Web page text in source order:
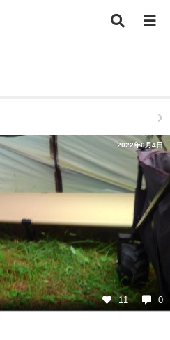
2022年6月4日
11 0